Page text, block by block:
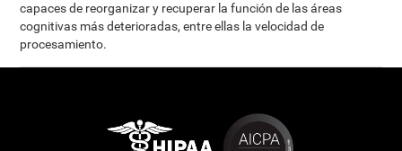
capaces de reorganizar y recuperar la función de las áreas
cognitivas más deterioradas, entre ellas la velocidad de
procesamiento.